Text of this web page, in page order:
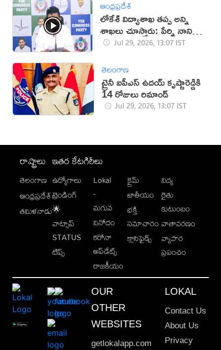
ఆంధ్రప్రదేశ్
లోకేశ్ విద్యాశాఖ తప్ప అన్ని
శాఖలు చూస్తారు: పేర్ని నాని
(వీడియో)
Jul 29, 2026, 13:07 IST
తెలంగాణ
ట్రైనీ ఐపీఎస్ ఉదయ్ కృష్ణారెడ్డికి
14 రోజులు రిమాండ్
Jul 29, 2026, 13:07 IST
రాష్ట్రాలు
తెలంగాణ
ఆంధ్రప్రదేశ్
తమిళనాడు
ఇతర కేటగిరీలు
ఉద్యోగాలు
ట్రెండింగ్
🌟
వాట్సాప్
STATUS
టిప్స్
Lokal
-
మగువ
వినోదం
కరోనా
అప్‌డేట్స్
రాజకీయం
క్రైమ్
జాతీయం
భక్తి
సమాచారం
క్లాసిఫైడ్స్
విద్య
రైతు
కుటుంబం
వాతావరణం
వ్యాపార
ప్రపంచం
OUR
OTHER
WEBSITES
getlokalapp.com
LOKAL
Contact Us
About Us
Privacy